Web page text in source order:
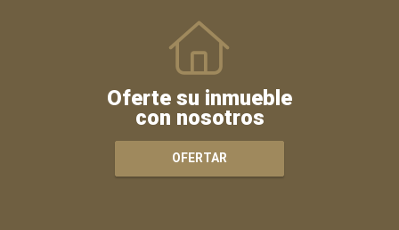
Oferte su inmueble
con nosotros
OFERTAR